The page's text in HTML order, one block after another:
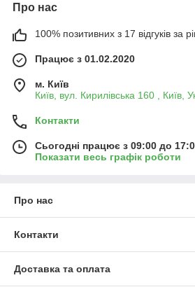
Про нас
100% позитивних з 17 відгуків за
Працює з 01.02.2020
м. Київ
Київ, вул. Кирилівська 160 , Київ,
Контакти
Сьогодні працює з 09:00 до
Показати весь графік роботи
Про нас
Контакти
Доставка та оплата